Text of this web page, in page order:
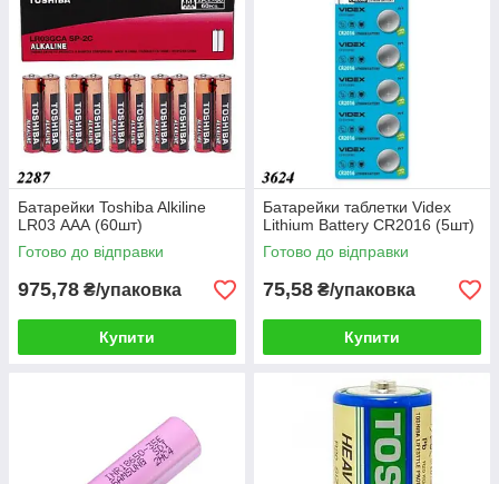
Батарейки Toshiba Alkiline
LR03 ААА (60шт)
Готово до відправки
975,78 ₴/упаковка
Купити
Батарейки таблетки Videx
Lithium Battery CR2016 (5шт)
Готово до відправки
75,58 ₴/упаковка
Купити